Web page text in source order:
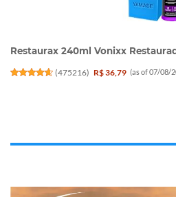
Restaurax 240ml Vonixx
(475216) R$ 36,79 (as of 07/08/